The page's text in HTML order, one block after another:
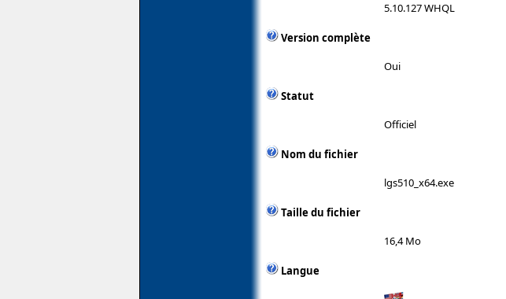
5.10.127 WHQL
Version complète
Oui
Statut
Officiel
Nom du fichier
lgs510_x64.exe
Taille du fichier
16,4 Mo
Langue